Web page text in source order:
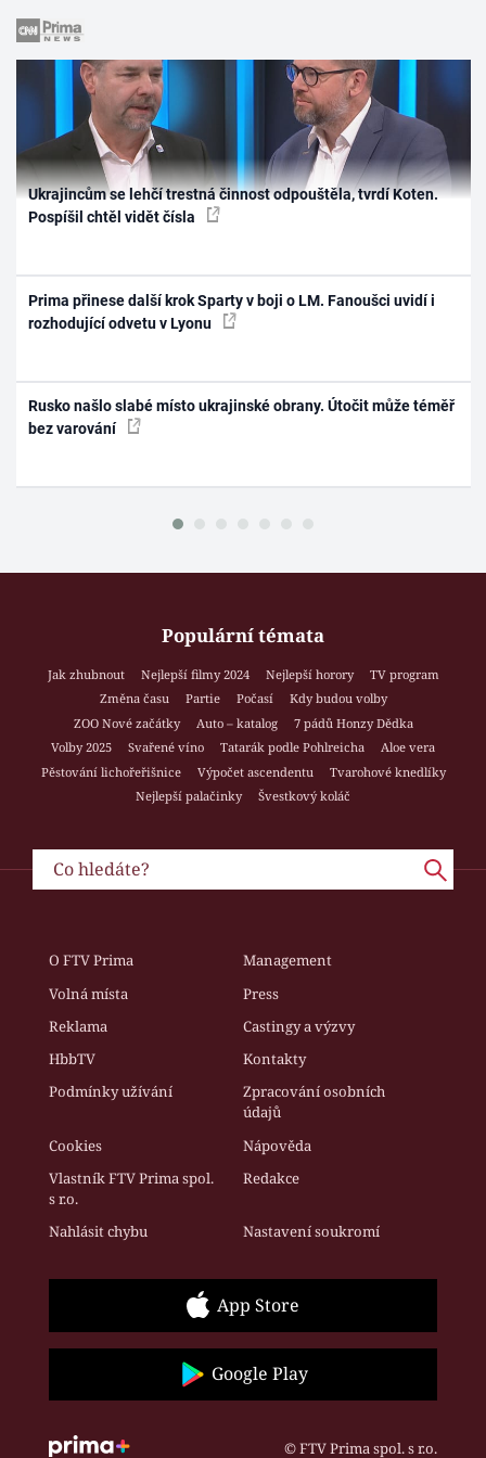
Ukrajincům se lehčí trestná činnost odpouštěla, tvrdí Koten.
Pospíšil chtěl vidět čísla
Prima přinese další krok Sparty v boji o LM. Fanoušci uvidí i
rozhodující odvetu v Lyonu
Rusko našlo slabé místo ukrajinské obrany. Útočit může téměř
bez varování
Populární témata
Jak zhubnout Nejlepší filmy 2024 Nejlepší horory
TV program
Změna času
Partie Počasí
Kdy budou volby
ZOO Nové začátky
Auto – katalog
7 pádů Honzy Dědka
Volby 2025
Svařené víno Tatarák podle Pohlreicha
Aloe vera
Pěstování lichořeřišnice
Výpočet ascendentu
Tvarohové knedlíky
Nejlepší palačinky
Švestkový koláč
O FTV Prima
Management
Volná místa
Press
Reklama
Castingy a výzvy
HbbTV
Kontakty
Podmínky užívání
Zpracování osobních
údajů
Cookies
Nápověda
Vlastník FTV Prima spol.
s r.o.
Redakce
Nahlásit chybu Nastavení soukromí
App Store
Google Play
© FTV Prima spol. s r.o.